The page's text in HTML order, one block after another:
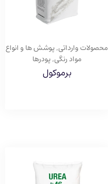
محصولات وارداتی,پوشش ها و انواع
مواد رنگی,پودرها
برموکول